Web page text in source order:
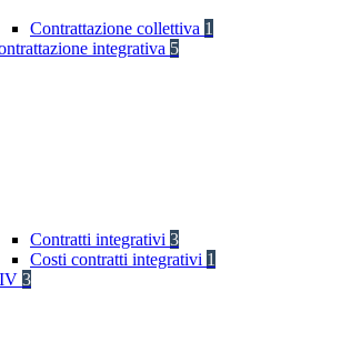
Contrattazione collettiva 1
integrativa 5
Contratti integrativi 3
Costi contratti integrativi 1
3